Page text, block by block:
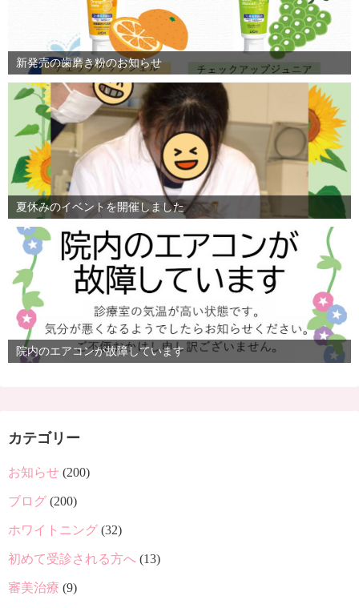
新発売の歯磨き粉のお知らせ
夏休みのイベントを開催しました
院内のエアコンが故障しています
カテゴリー
お知らせ (200)
ブログ (200)
ホワイトニング (32)
初めて受診される方へ (13)
審美治療 (9)